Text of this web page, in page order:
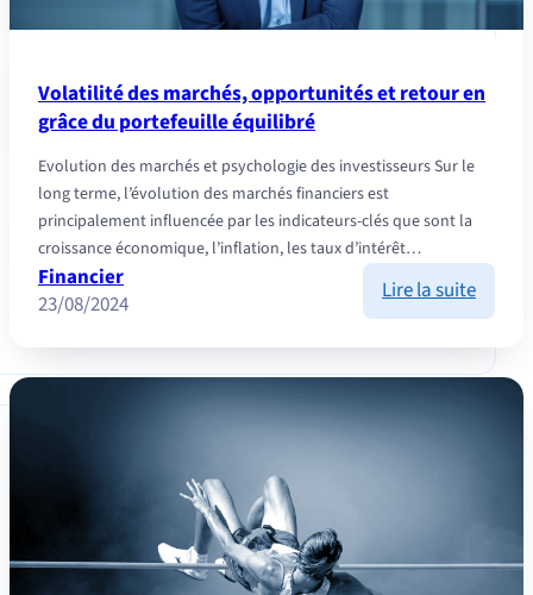
Volatilité des marchés, opportunités et retour en
grâce du portefeuille équilibré
Evolution des marchés et psychologie des investisseurs Sur le
long terme, l’évolution des marchés financiers est
principalement influencée par les indicateurs-clés que sont la
croissance économique, l’inflation, les taux d’intérêt…
Financier
23/08/2024
Lire la suite:
des